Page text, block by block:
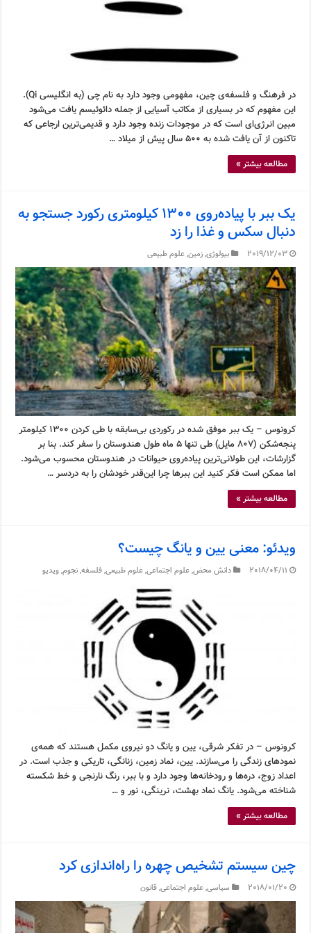
در فرهنگ و فلسفه‌ی چین، مفهومی وجود دارد به نام چی (به انگلیسی Qi).
این مفهوم که در بسیاری از مکاتب آسیایی از جمله دائوئیسم یافت می‌شود
مبین انرژی‌ای است که در موجودات زنده وجود دارد و قدیمی‌ترین ارجاعی که
تاکنون از آن یافت شده به ۵۰۰ سال پیش از میلاد …
مطالعه بیشتر »
یک ببر با پیاده‌روی ۱۳۰۰ کیلومتری رکورد جستجو به
دنبال سکس و غذا را زد
2019/12/03 بیولوژی,زمین,علوم طبیعی
کرونوس – یک ببر موفق شده در رکوردی بی‌سابقه با طی کردن ۱۳۰۰ کیلومتر
پنجه‌شکن (۸۰۷ مایل) طی تنها ۵ ماه طول هندوستان را سفر کند. بنا بر
گزارشات، این طولانی‌ترین پیاده‌روی حیوانات در هندوستان محسوب می‌شود.
اما ممکن است فکر کنید این ببرها چرا این‌قدر خودشان را به دردسر …
مطالعه بیشتر »
ویدئو: معنی یین و یانگ چیست؟
2018/04/11 دانش محض,علوم اجتماعی,علوم طبیعی,فلسفه,نجوم,ویدیو
کرونوس – در تفکر شرقی، یین و یانگ دو نیروی مکمل هستند که همه‌ی
نمودهای زندگی را می‌سازند. یین، نماد زمین، زنانگی، تاریکی و جذب است. در
اعداد زوج، دره‌ها و رودخانه‌ها وجود دارد و با ببر، رنگ نارنجی و خط شکسته
شناخته می‌شود. یانگ نماد بهشت، نرینگی، نور و …
مطالعه بیشتر »
چین سیستم تشخیص چهره را راه‌اندازی کرد
2018/01/20 سیاسی,علوم اجتماعی,قانون